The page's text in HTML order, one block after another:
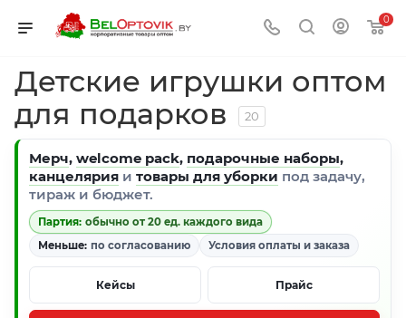
0
Детские игрушки оптом
для подарков
20
Мерч, welcome pack, подарочные наборы,
канцелярия и товары для уборки под задачу,
тираж и бюджет.
Партия: обычно от 20 ед. каждого вида
Меньше: по согласованию Условия оплаты и заказа
Кейсы Прайс